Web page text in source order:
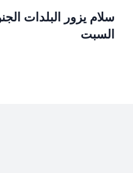
سلام يزور البلدات
السبت